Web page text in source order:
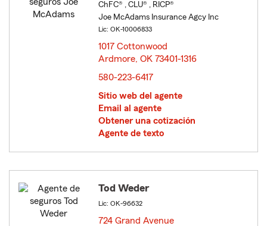
ChFC® , CLU® , RICP®
Joe McAdams Insurance Agcy Inc
Lic: OK-10006833
1017 Cottonwood
Ardmore, OK 73401-1316
580-223-6417
Sitio web del agente
Email al agente
Obtener una cotización
Agente de texto
Tod Weder
Lic: OK-96632
724 Grand Avenue